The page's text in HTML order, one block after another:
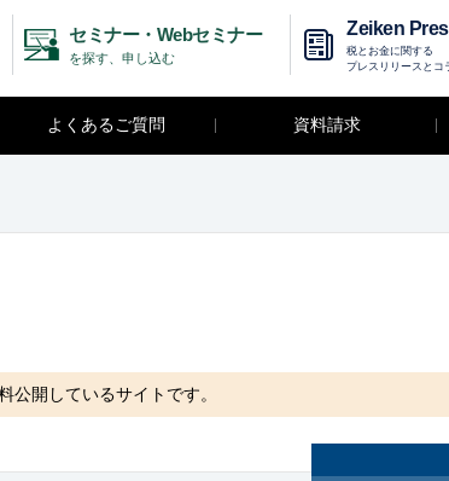
セミナー・Webセミナー
を探す、申し込む
Zeiken
税とお金に関する
プレスリリースとコ
よくあるご質問 資料請求
公開しているサイトです。